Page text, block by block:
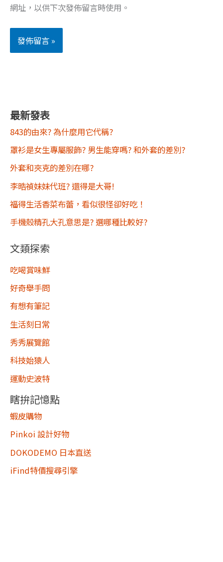
網址，以供下次發佈留言時使用。
最新發表
843的由來? 為什麼用它代稱?
罩衫是女生專屬服飾? 男生能穿嗎? 和外套的差別?
外套和夾克的差別在哪?
李晧禎妹妹代班? 還得是大哥!
福得生活香菜布蕾，看似很怪卻好吃！
手機殼精孔大孔意思是? 選哪種比較好?
文類探索
吃喝賞味鮮
好奇舉手問
有想有筆記
生活刻日常
秀秀展覽館
科技始猿人
運動史波特
瞎拚記憶點
蝦皮購物
Pinkoi 設計好物
DOKODEMO 日本直送
iFind特價搜尋引擎